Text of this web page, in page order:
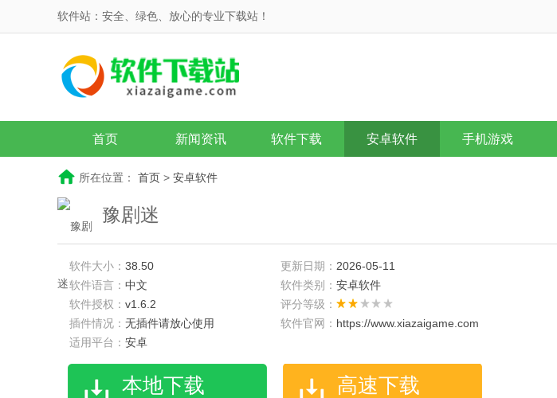
软件站：安全、绿色、放心的专业下载站！
首页 新闻资讯 软件下载 安卓软件 手机游戏
所在位置： 首页 > 安卓软件
豫剧迷
软件大小： 38.50 更新日期： 2026-05-11
软件语言： 中文 软件类别： 安卓软件
软件授权： v1.6.2
评分等级：
插件情况： 无插件请放心使用 软件官网： https://www.xiazaigame.com
适用平台： 安卓
本地下载 高速下载